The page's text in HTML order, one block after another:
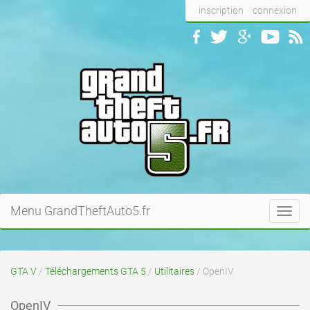
inscription connexion
Menu GrandTheftAuto5.fr
GTA V / Téléchargements GTA 5 / Utilitaires / OpenIV
OpenIV